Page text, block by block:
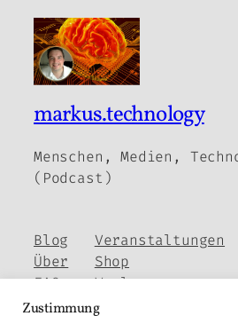
markus.technology
Menschen, Medien,
(Podcast)
Blog
Über
FAQs
Autoren
Veranstaltungen
Shop
Vorlagen
Themes
Zustimmung